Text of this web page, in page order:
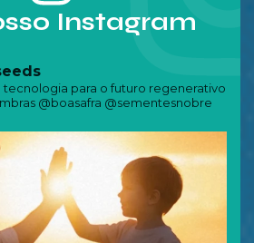
Instagram
tecnologia para o futuro regenerativo
@boasafra @sementesnobre